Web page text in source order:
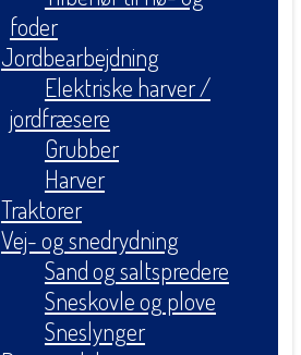
foder
Jordbearbejdning
Elektriske harver /
jordfræsere
Grubber
Harver
Traktorer
Vej- og snedrydning
Sand og saltspredere
Sneskovle og plove
Sneslynger